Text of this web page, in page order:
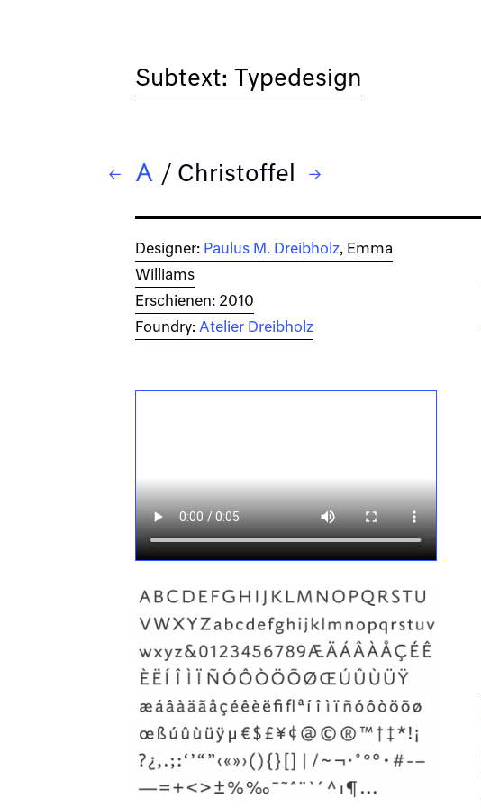
Subtext: Typedesign
← Carole Serif
/ Christoffel → Cmod-Bubble
Designer: Paulus M. Dreibholz, Emma
Williams
Erschienen: 2010
Foundry: Atelier Dreibholz